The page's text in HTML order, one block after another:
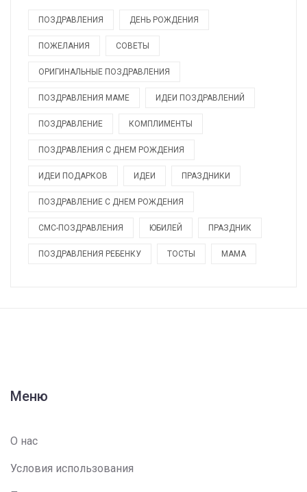
ПОЗДРАВЛЕНИЯ ДЕНЬ РОЖДЕНИЯ
ПОЖЕЛАНИЯ СОВЕТЫ
ОРИГИНАЛЬНЫЕ ПОЗДРАВЛЕНИЯ
ПОЗДРАВЛЕНИЯ МАМЕ ИДЕИ ПОЗДРАВЛЕНИЙ
ПОЗДРАВЛЕНИЕ КОМПЛИМЕНТЫ
ПОЗДРАВЛЕНИЯ С ДНЕМ РОЖДЕНИЯ
ИДЕИ ПОДАРКОВ ИДЕИ ПРАЗДНИКИ
ПОЗДРАВЛЕНИЕ С ДНЕМ РОЖДЕНИЯ
СМС-ПОЗДРАВЛЕНИЯ ЮБИЛЕЙ ПРАЗДНИК
ПОЗДРАВЛЕНИЯ РЕБЕНКУ ТОСТЫ МАМА
Меню
О нас
Условия использования